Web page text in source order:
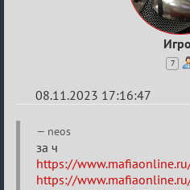
7
08.11.2023 17:16:47
Re:
ВСПОМНИТЬ
ВСЕХ
neos
за ч
https://
https://